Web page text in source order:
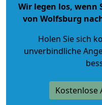
Wir legen los, wenn
von Wolfsburg
Holen Sie sich
unverbindliche
Kostenlose